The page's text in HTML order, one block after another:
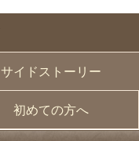
サイドストーリー
初めての方へ